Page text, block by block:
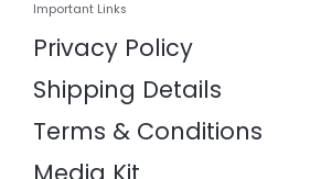
Important Links
Privacy Policy
Shipping Details
Terms & Conditions